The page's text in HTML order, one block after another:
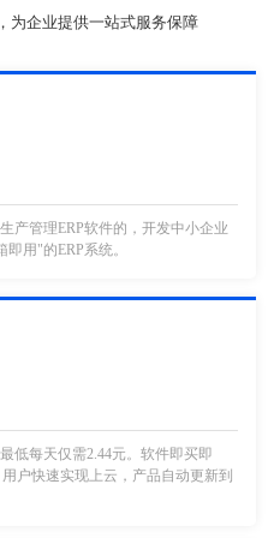
为企业提供一站式服务保障
产管理ERP软件的，开发中小企业
用"的ERP系统。
低每天仅需2.44元。软件即买即
户快速实现上云，产品自动更新到